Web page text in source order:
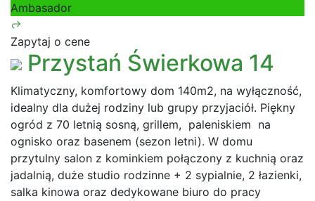
Ambasador
Zapytaj o cene
Przystań Świerkowa 14
Klimatyczny, komfortowy dom 140m2, na wyłączność,
idealny dla dużej rodziny lub grupy przyjaciół. Piękny
ogród z 70 letnią sosną, grillem, paleniskiem na
ognisko oraz basenem (sezon letni). W domu
przytulny salon z kominkiem połączony z kuchnią oraz
jadalnią, duże studio rodzinne + 2 sypialnie, 2 łazienki,
salka kinowa oraz dedykowane biuro do pracy